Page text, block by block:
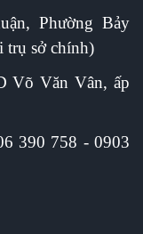
Phường Bảy
trụ sở chính)
Võ Văn Vân, ấp
390 758 - 0903